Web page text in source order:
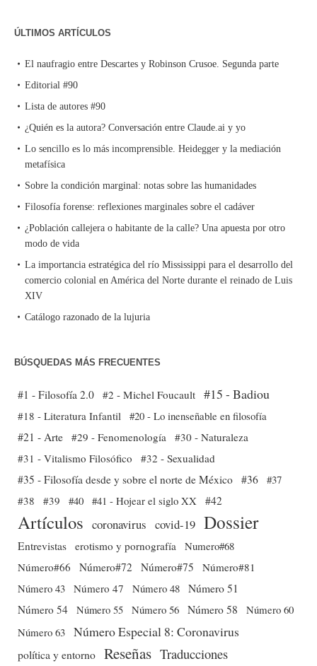
ÚLTIMOS ARTÍCULOS
El naufragio entre Descartes y Robinson Crusoe. Segunda parte
Editorial #90
Lista de autores #90
¿Quién es la autora? Conversación entre Claude.ai y yo
Lo sencillo es lo más incomprensible. Heidegger y la mediación
metafísica
Sobre la condición marginal: notas sobre las humanidades
Filosofía forense: reflexiones marginales sobre el cadáver
¿Población callejera o habitante de la calle? Una apuesta por otro
modo de vida
La importancia estratégica del río Mississippi para el desarrollo del
comercio colonial en América del Norte durante el reinado de Luis
XIV
Catálogo razonado de la lujuria
BÚSQUEDAS MÁS FRECUENTES
#1 - Filosofía 2.0 #2 - Michel Foucault #15 - Badiou
#18 - Literatura Infantil #20 - Lo inenseñable en filosofía
#21 - Arte #29 - Fenomenología
#30 - Naturaleza
#31 - Vitalismo Filosófico
#32 - Sexualidad
#35 - Filosofía desde y sobre el norte de México #36 #37
#38
#39 #40 #41 - Hojear el siglo XX #42
Artículos coronavirus covid-19 Dossier
Entrevistas erotismo y pornografía
Numero#68
Número#66
Número#72 Número#75
Número#81
Número 43 Número 47 Número 48 Número 51
Número 54 Número 55 Número 56 Número 58
Número 60
Número 63 Número Especial 8: Coronavirus
política y entorno Reseñas Traducciones